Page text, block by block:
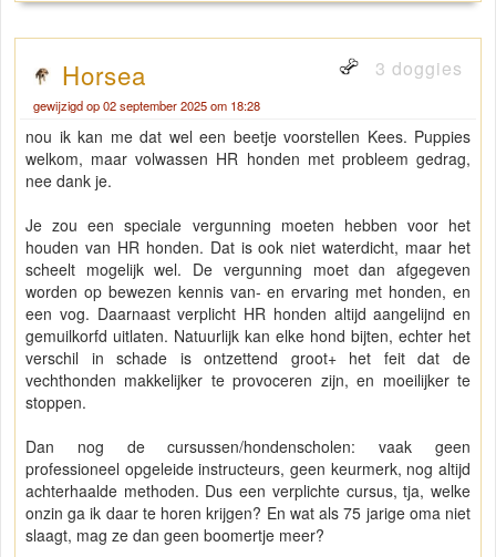
Horsea 3 doggies
gewijzigd op 02 september 2025 om 18:28
nou ik kan me dat wel een beetje voorstellen Kees. Puppies
welkom, maar volwassen HR honden met probleem gedrag,
nee dank je.
Je zou een speciale vergunning moeten hebben voor het
houden van HR honden. Dat is ook niet waterdicht, maar het
scheelt mogelijk wel. De vergunning moet dan afgegeven
worden op bewezen kennis van- en ervaring met honden, en
een vog. Daarnaast verplicht HR honden altijd aangelijnd en
gemuilkorfd uitlaten. Natuurlijk kan elke hond bijten, echter het
verschil in schade is ontzettend groot+ het feit dat de
vechthonden makkelijker te provoceren zijn, en moeilijker te
stoppen.
Dan nog de cursussen/hondenscholen: vaak geen
professioneel opgeleide instructeurs, geen keurmerk, nog altijd
achterhaalde methoden. Dus een verplichte cursus, tja, welke
onzin ga ik daar te horen krijgen? En wat als 75 jarige oma niet
slaagt, mag ze dan geen boomertje meer?